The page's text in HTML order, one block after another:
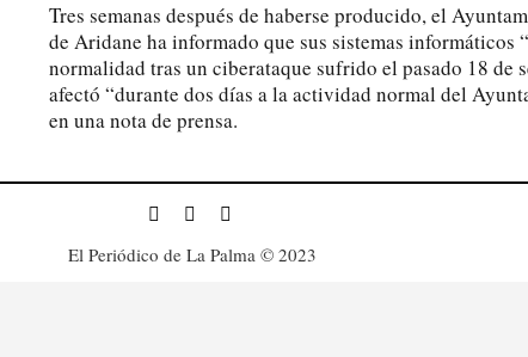
Tres semanas después de haberse producido, el
de Aridane ha informado que sus sistemas informáticos
normalidad tras un ciberataque sufrido el pasado 18 de
afectó “durante dos días a la actividad normal del
en una nota de prensa.
El Periódico de La Palma © 2023